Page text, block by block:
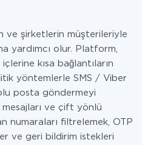
ve şirketlerin müşterileriyle
yardımcı olur. Platform,
kısa bağlantıların
yöntemlerle SMS / Viber
posta göndermeyi
mesajları ve çift yönlü
numaraları filtrelemek, OTP
ve geri bildirim istekleri